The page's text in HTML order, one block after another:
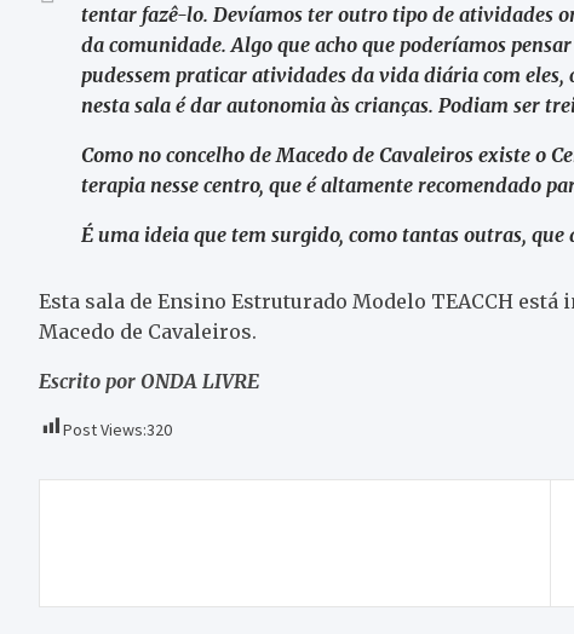
tentar fazê-lo. Devíamos ter outro tipo de atividades
da comunidade. Algo que acho que poderíamos
pudessem praticar atividades da vida diária com eles,
nesta sala é dar autonomia às crianças. Podiam ser
Como no concelho de Macedo de Cavaleiros existe o
terapia nesse centro, que é altamente recomendado
É uma ideia que tem surgido, como tantas outras, que
Esta sala de Ensino Estruturado Modelo TEACCH
Macedo de Cavaleiros.
Escrito por ONDA LIVRE
Post Views:320
artigos